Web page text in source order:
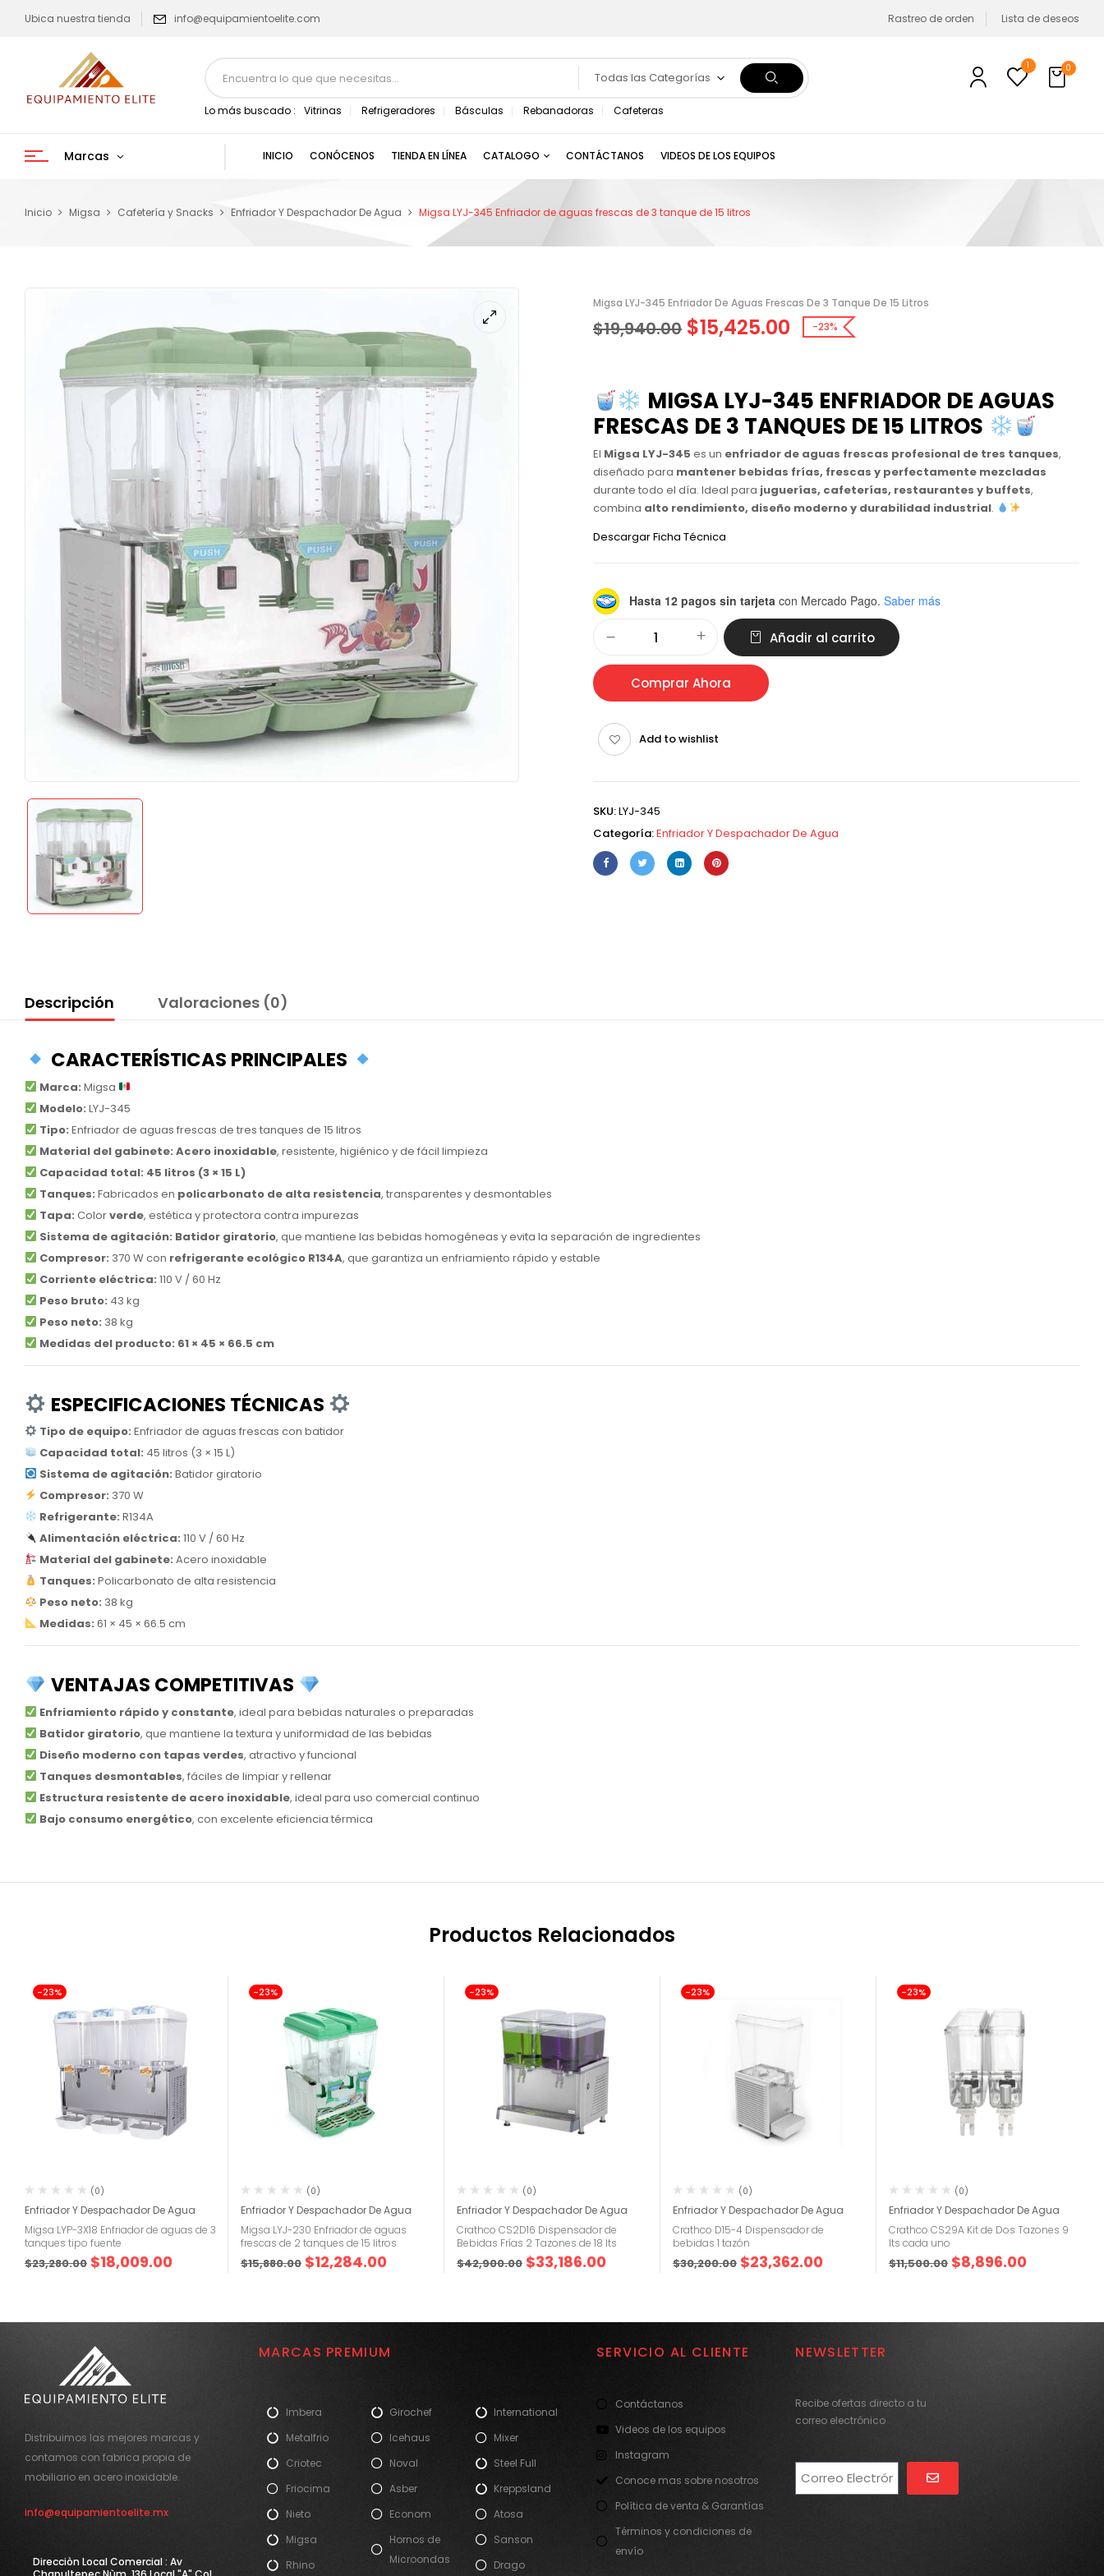
Ubica nuestra tienda info@equipamientoelite.com Rastreo de orden Lista de deseos
Todas las Categorías
Lo más buscado : Vitrinas Refrigeradores Básculas Rebanadoras Cafeteras
1 0
Marcas INICIO CONÓCENOS TIENDA EN LÍNEA CATALOGO CONTÁCTANOS VIDEOS DE LOS EQUIPOS
Inicio Migsa Cafetería y Snacks Enfriador Y Despachador De Agua Migsa LYJ-345 Enfriador de aguas frescas de 3 tanque de 15 litros
Migsa LYJ-345 Enfriador De Aguas Frescas De 3 Tanque De 15 Litros
$19,940.00 $15,425.00 -23%
MIGSA LYJ-345 ENFRIADOR DE AGUAS
FRESCAS DE 3 TANQUES DE 15 LITROS
El Migsa LYJ-345 es un enfriador de aguas frescas profesional de tres tanques,
diseñado para mantener bebidas frías, frescas y perfectamente mezcladas
durante todo el día. Ideal para juguerías, cafeterías, restaurantes y buffets,
combina alto rendimiento, diseño moderno y durabilidad industrial.
Descargar Ficha Técnica
Hasta 12 pagos sin tarjeta con Mercado Pago. Saber más
Añadir al carrito
Comprar Ahora
Add to wishlist
SKU:LYJ-345
Categoría:Enfriador Y Despachador De Agua
Descripción Valoraciones (0)
CARACTERÍSTICAS PRINCIPALES
Marca: Migsa
Modelo: LYJ-345
Tipo: Enfriador de aguas frescas de tres tanques de 15 litros
Material del gabinete: Acero inoxidable, resistente, higiénico y de fácil limpieza
Capacidad total: 45 litros (3 × 15 L)
Tanques: Fabricados en policarbonato de alta resistencia, transparentes y desmontables
Tapa: Colorverde, estética y protectora contra impurezas
Sistema de agitación: Batidor giratorio, que mantiene las bebidas homogéneas y evita la separación de ingredientes
Compresor: 370 W con refrigerante ecológico R134A, que garantiza un enfriamiento rápido y estable
Corriente eléctrica: 110 V / 60 Hz
Peso bruto: 43 kg
Peso neto: 38 kg
Medidas del producto: 61 × 45 × 66.5 cm
ESPECIFICACIONES TÉCNICAS
Tipo de equipo: Enfriador de aguas frescas con batidor
Capacidad total: 45 litros (3 × 15 L)
Sistema de agitación: Batidor giratorio
Compresor: 370 W
Refrigerante: R134A
Alimentación eléctrica: 110 V / 60 Hz
Material del gabinete: Acero inoxidable
Tanques: Policarbonato de alta resistencia
Peso neto: 38 kg
Medidas: 61 × 45 × 66.5 cm
VENTAJAS COMPETITIVAS
Enfriamiento rápido y constante, ideal para bebidas naturales o preparadas
Batidor giratorio, que mantiene la textura y uniformidad de las bebidas
Diseño moderno con tapas verdes, atractivo y funcional
Tanques desmontables, fáciles de limpiar y rellenar
Estructura resistente de acero inoxidable, ideal para uso comercial continuo
Bajo consumo energético, con excelente eficiencia térmica
Productos Relacionados
-23%
(0)
Enfriador Y Despachador De Agua
Migsa LYP-3X18 Enfriador de aguas de 3
tanques tipo fuente
$23,280.00 $18,009.00
-23%
(0)
Enfriador Y Despachador De Agua
Migsa LYJ-230 Enfriador de aguas
frescas de 2 tanques de 15 litros
$15,880.00 $12,284.00
-23%
(0)
Enfriador Y Despachador De Agua
Crathco CS2D16 Dispensador de
Bebidas Frías 2 Tazones de 18 lts
$42,900.00 $33,186.00
-23%
(0)
Enfriador Y Despachador De Agua
Crathco D15-4 Dispensador de
bebidas 1 tazón
$30,200.00 $23,362.00
-23%
(0)
Enfriador Y Despachador De Agua
Crathco CS29A Kit de Dos Tazones 9
lts cada uno
$11,500.00 $8,896.00
Distribuimos las mejores marcas y
contamos con fabrica propia de
mobiliario en acero inoxidable.
info@equipamientoelite.mx
Direcciòn Local Comercial : Av
MARCAS PREMIUM
Imbera
Metalfrio
Criotec
Friocima
Nieto
Migsa
Rhino
Girochef
Icehaus
Noval
Asber
Econom
Hornos de
Microondas
International
Mixer
Steel Full
Kreppsland
Atosa
Sanson
Drago
SERVICIO AL CLIENTE
Contáctanos
Videos de los equipos
Instagram
Conoce mas sobre nosotros
Política de venta & Garantías
Términos y condiciones de
envío
NEWSLETTER
Recibe ofertas directo a tu
correo electrónico